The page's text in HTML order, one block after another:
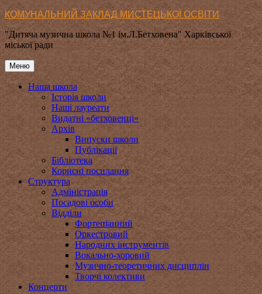
Перейти
до
вмісту
КОМУНАЛЬНИЙ ЗАКЛАД МИСТЕЦЬКОЇ ОСВІТИ
"Дитяча музична школа №1 ім.Л.Бетховена" Харківської
міської ради
Меню
Наша школа
Історія школи
Наші лауреати
Видатні «бетховенці»
Архів
Випуски школи
Публікації
Бібліотека
Корисні посилання
Структура
Адміністрація
Посадові особи
Відділи
Фортепіанний
Оркестровий
Народних інструментів
Вокально-хоровий
Музично-теоретичних дисциплін
Творчі колективи
Концерти